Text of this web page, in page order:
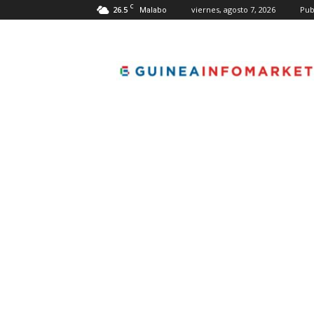
26.5 C Malabo viernes, agosto 7, 2026